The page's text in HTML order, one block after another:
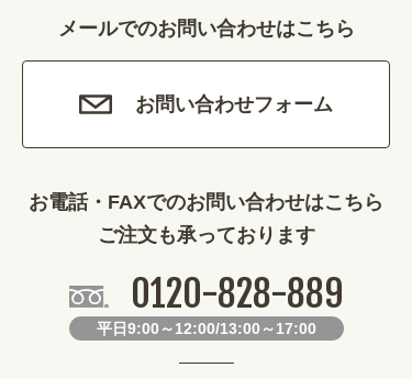
娯楽 (688)
車・バイク関連 (263)
その他 (1786)
メールでのお問い合わせはこちら
お問い合わせフォーム
お電話・FAXでのお問い合わせはこちら
ご注文も承っております
0120-828-889
平日9:00～12:00/13:00～17:00